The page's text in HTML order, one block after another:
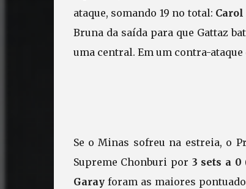
ataque, somando 19 no total: Carol
Bruna da saída para que Gattaz
uma central. Em um contra-
Se o Minas sofreu na estreia, o
Supreme Chonburi por 3 sets a 0
Garayforam as maiores